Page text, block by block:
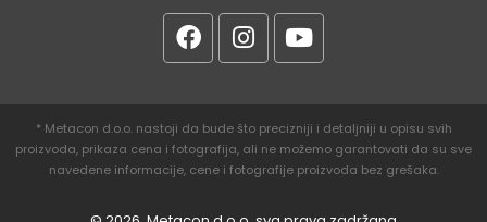
* Metacon d.o.o. nastoji da bude što precizniji i detaljniji u opisu svih
proizvoda, prikaza cena i fotografija, ali ne možemo garantovati da su sve
navedene informacije, cene i fotografije proizvoda bez grešaka.